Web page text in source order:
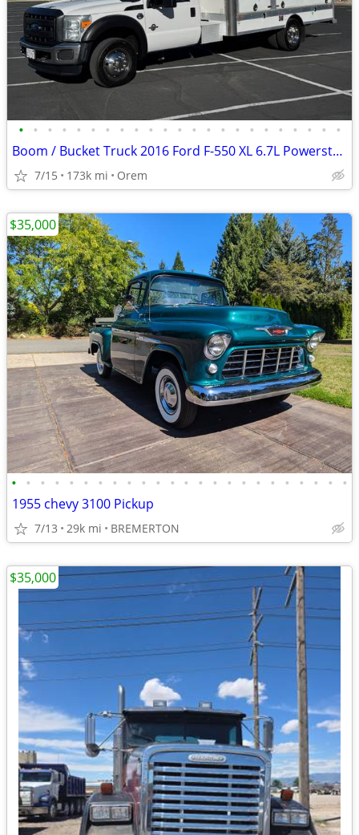
• • • • • • • • • • • • • • • • • • • • • • •
Boom / Bucket Truck 2016 Ford F-550 XL 6.7L Powerstroke Diesel Lamplig
7/15 173k mi Orem
• • • • • • • • • • • • • • • • • • • • • • • •
1955 chevy 3100 Pickup
7/13 29k mi BREMERTON
$35,000
$35,000